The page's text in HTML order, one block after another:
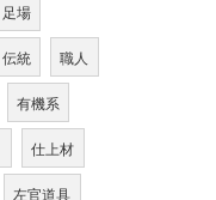
足場
伝統 職人
有機系
仕上材
左官道具